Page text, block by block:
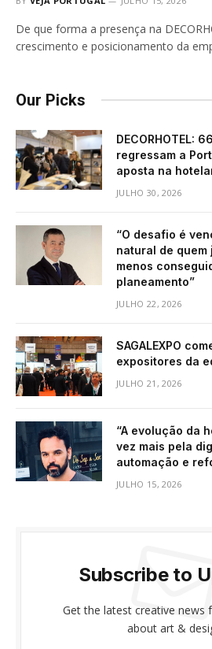
De que forma a presença na
crescimento e posicionamento da
Our Picks
DECORHOTEL:
regressam a
aposta na
JULHO 30, 2026
“O desafio é
natural de
menos
planeamento”
JULHO 22, 2026
SAGALEXPO
expositores da
JULHO 21, 2026
“A evolução da
vez mais pela
automação e
JULHO 15, 2026
Subscribe to
Get the latest creative news
about art &